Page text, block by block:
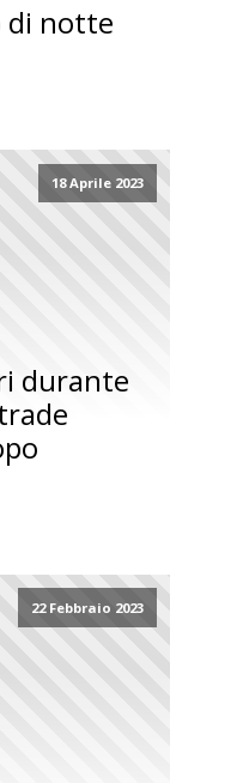
di notte
18 Aprile 2023
durante
22 Febbraio 2023